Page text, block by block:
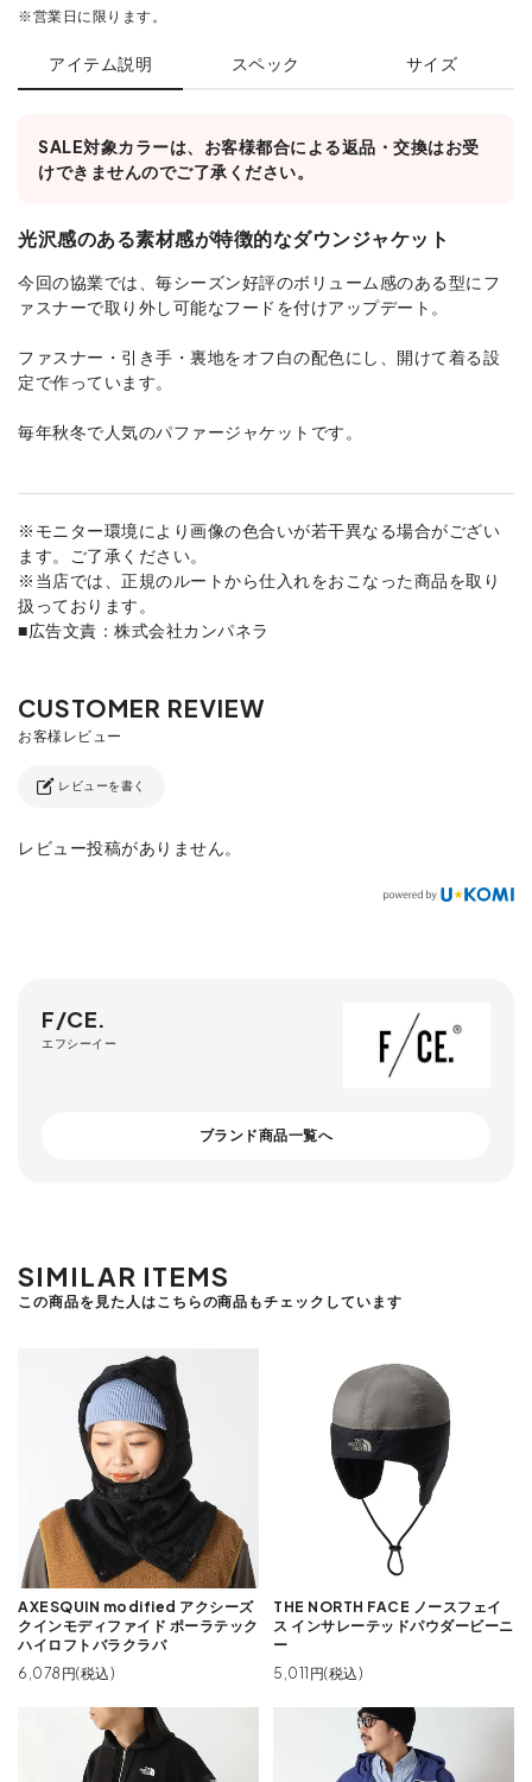
※営業日に限ります。
アイテム説明 スペック サイズ
SALE対象カラーは、お客様都合による返品・交換はお受
けできませんのでご了承ください。
光沢感のある素材感が特徴的なダウンジャケット
今回の協業では、毎シーズン好評のボリューム感のある型にフ
ァスナーで取り外し可能なフードを付けアップデート。
ファスナー・引き手・裏地をオフ白の配色にし、開けて着る設
定で作っています。
毎年秋冬で人気のパファージャケットです。
※モニター環境により画像の色合いが若干異なる場合がござい
ます。ご了承ください。
※当店では、正規のルートから仕入れをおこなった商品を取り
扱っております。
■広告文責：株式会社カンパネラ
レビューを書く
レビュー投稿がありません。
F/CE.
エフシーイー
ブランド商品一覧へ
SIMILAR ITEMS
この商品を見た人はこちらの商品もチェックしています
AXESQUIN modified アクシーズ
クインモディファイド ポーラテック
ハイロフトバラクラバ
6,078円(税込)
THE NORTH FACE ノースフェイ
ス インサレーテッドパウダービーニ
ー
5,011円(税込)